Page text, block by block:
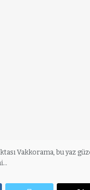
Vakkorama, bu yaz